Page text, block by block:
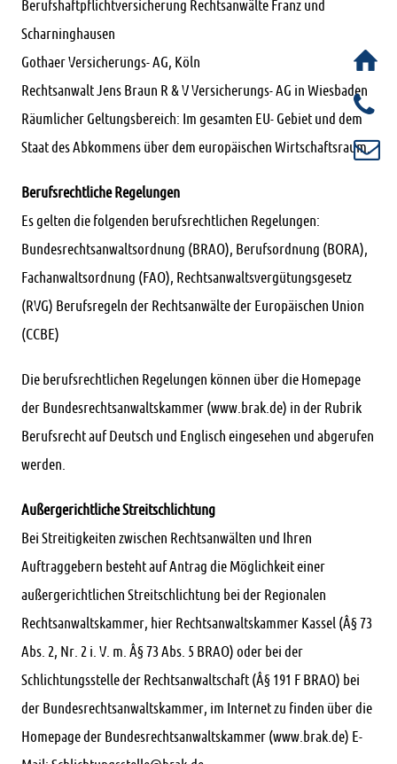
Berufshaftpflichtversicherung Rechtsanwälte Franz und
Scharninghausen
Gothaer Versicherungs- AG, Köln
Rechtsanwalt Jens Braun R & V Versicherungs- AG in Wiesbaden
Räumlicher Geltungsbereich: Im gesamten EU- Gebiet und dem
Staat des Abkommens über dem europäischen Wirtschaftsraum.
Berufsrechtliche Regelungen
Es gelten die folgenden berufsrechtlichen Regelungen:
Bundesrechtsanwaltsordnung (BRAO), Berufsordnung (BORA),
Fachanwaltsordnung (FAO), Rechtsanwaltsvergütungsgesetz
(RVG) Berufsregeln der Rechtsanwälte der Europäischen Union
(CCBE)
Die berufsrechtlichen Regelungen können über die Homepage
der Bundesrechtsanwaltskammer (www.brak.de) in der Rubrik
Berufsrecht auf Deutsch und Englisch eingesehen und abgerufen
werden.
Außergerichtliche Streitschlichtung
Bei Streitigkeiten zwischen Rechtsanwälten und Ihren
Auftraggebern besteht auf Antrag die Möglichkeit einer
außergerichtlichen Streitschlichtung bei der Regionalen
Rechtsanwaltskammer, hier Rechtsanwaltskammer Kassel (Â§ 73
Abs. 2, Nr. 2 i. V. m. Â§ 73 Abs. 5 BRAO) oder bei der
Schlichtungsstelle der Rechtsanwaltschaft (Â§ 191 F BRAO) bei
der Bundesrechtsanwaltskammer, im Internet zu finden über die
Homepage der Bundesrechtsanwaltskammer (www.brak.de) E-